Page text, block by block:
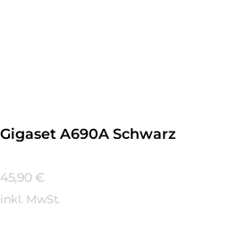
Gigaset A690A Schwarz
45,90 €
inkl. MwSt.